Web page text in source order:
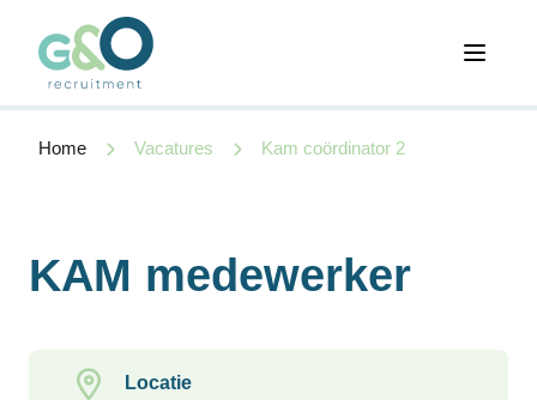
Open
Home Vacatures Kam coördinator 2
KAM medewerker
Locatie